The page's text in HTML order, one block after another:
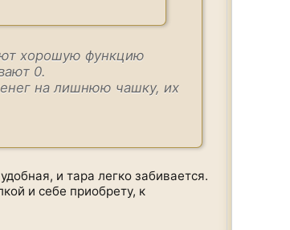
хорошую функцию
0.
на лишнюю чашку, их
и тара легко забивается.
и себе приобрету, к